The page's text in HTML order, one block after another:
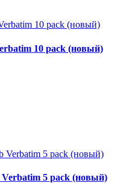
10 pack (новый)
5 pack (новый)